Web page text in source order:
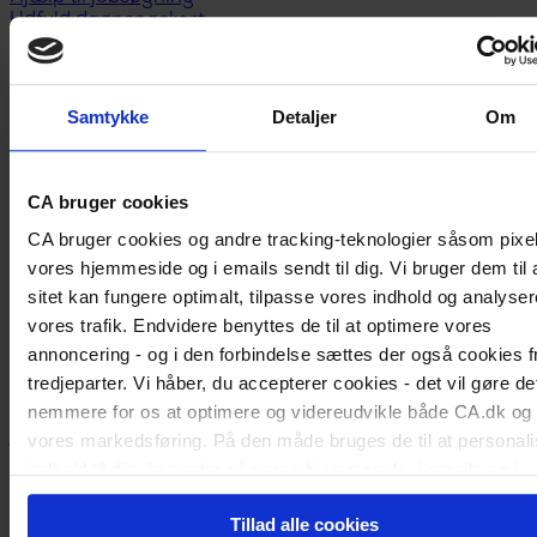
Samtykke Detaljer Om
CA bruger cookies
CA bruger cookies og andre tracking-teknologier såsom
vores hjemmeside og i emails sendt til dig. Vi bruger dem til
sitet kan fungere optimalt, tilpasse vores indhold og
vores trafik. Endvidere benyttes de til at optimere vores
annoncering - og i den forbindelse sættes der også cookies
tredjeparter. Vi håber, du accepterer cookies - det vil gøre
nemmere for os at optimere og videreudvikle både CA.dk og
vores markedsføring. På den måde bruges de til at
annoncer. Ønsker du senere hen at ændre dit cookie-
kan du altid gøre det ved at klikke på "Cookiepolitik" nederst
Tillad alle cookies
Udfyld dagpengekort
Formularer
Når du får job
Løntilskud og praktik
Medlemstilbud
CA Lønsikring
CA Advokathjælp
Kurser og uddannelse
Medlemsfordele
Privatøkonomi
Anbefal nyt medlem
Kontakt
Obligatorisk pensionsopsparing af dagpenge
Det er vigtigt at spare op til pension – også når du i en periode af dit
liv modtager en ydelse fra det offentlige. Derfor blev der fra 1.
januar 2020 oprettet en obligatorisk pensionsordning, når du fx
modtager dagpenge, efterløn, feriedagpenge, kontanthjælp eller
førtidspension.
Staten indbetaler bidragene til din pensionsordning. Og de bliver